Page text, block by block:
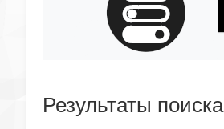
Результаты поиска